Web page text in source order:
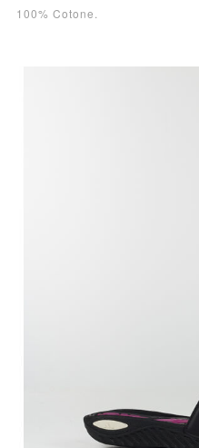
100% Cotone.